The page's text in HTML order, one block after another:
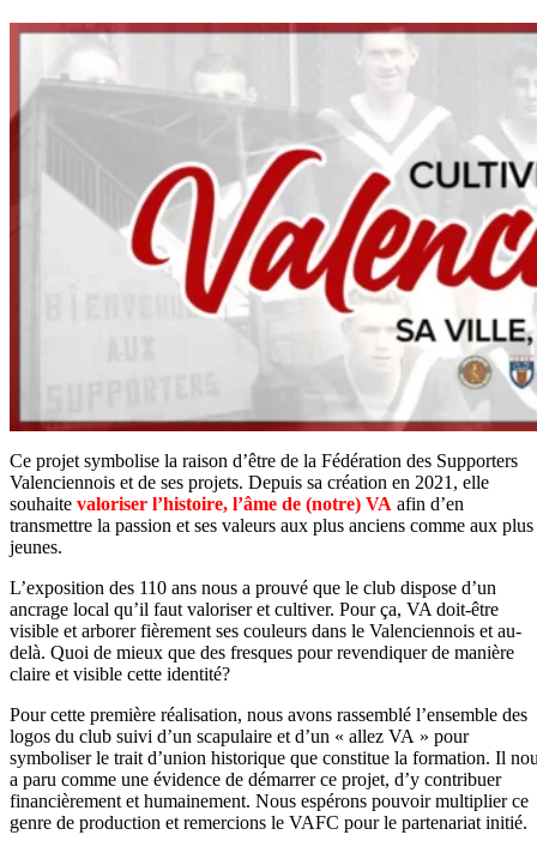
Ce projet symbolise la raison d’être de la Fédération des Supporters
Valenciennois et de ses projets. Depuis sa création en 2021, elle
souhaite valoriser l’histoire, l’âme de (notre) VA afin d’en
transmettre la passion et ses valeurs aux plus anciens comme aux plus
jeunes.
L’exposition des 110 ans nous a prouvé que le club dispose d’un
ancrage local qu’il faut valoriser et cultiver. Pour ça, VA doit-être
visible et arborer fièrement ses couleurs dans le Valenciennois et au-
delà. Quoi de mieux que des fresques pour revendiquer de manière
claire et visible cette identité?
Pour cette première réalisation, nous avons rassemblé l’ensemble des
logos du club suivi d’un scapulaire et d’un « allez VA » pour
symboliser le trait d’union historique que constitue la formation. Il
a paru comme une évidence de démarrer ce projet, d’y contribuer
financièrement et humainement. Nous espérons pouvoir multiplier ce
genre de production et remercions le VAFC pour le partenariat initié.